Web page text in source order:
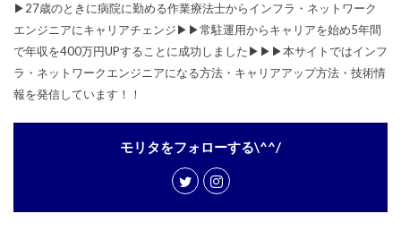
▶︎27歳のときに病院に勤める作業療法士からインフラ・ネットワーク
エンジニアにキャリアチェンジ▶︎▶︎常駐運用からキャリアを始め5年間
で年収を400万円UPすることに成功しました▶︎▶︎▶︎本サイトではインフ
ラ・ネットワークエンジニアになる方法・キャリアアップ方法・技術情
報を発信しています！！
モリタをフォローする\^^/